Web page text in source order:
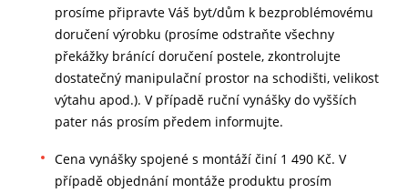
prosíme připravte Váš byt/dům k bezproblémovému
doručení výrobku (prosíme odstraňte všechny
překážky bránící doručení postele, zkontrolujte
dostatečný manipulační prostor na schodišti, velikost
výtahu apod.). V případě ruční vynášky do vyšších
pater nás prosím předem informujte.
Cena vynášky spojené s montáží činí 1 490 Kč. V
případě objednání montáže produktu prosím